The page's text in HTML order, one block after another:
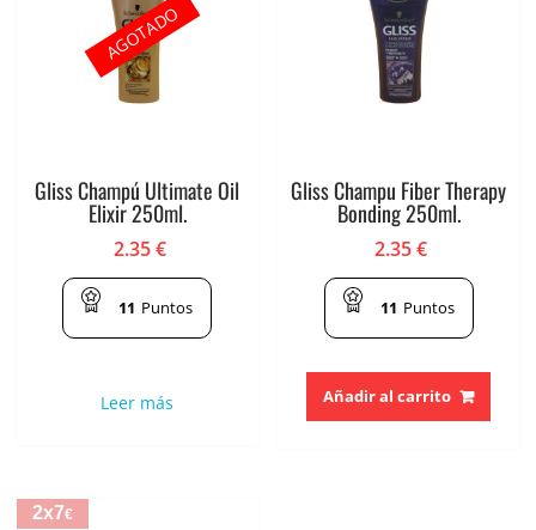
Gliss Champú Ultimate Oil
Elixir 250ml.
2.35€
11 Puntos
Leer más
AGOTADO
Gliss Champu Fiber Therapy
Bonding 250ml.
2.35€
11 Puntos
Añadir al carrito
2x7€